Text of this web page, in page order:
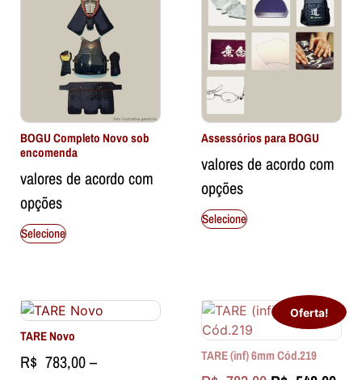
BOGU Completo Novo sob
encomenda
valores de acordo com
opções
Selecione
Assessórios para BOGU
valores de acordo com
opções
Selecione
TARE Novo
R$ 783,00–
Oferta!
TARE (inf) 6mm Cód.219